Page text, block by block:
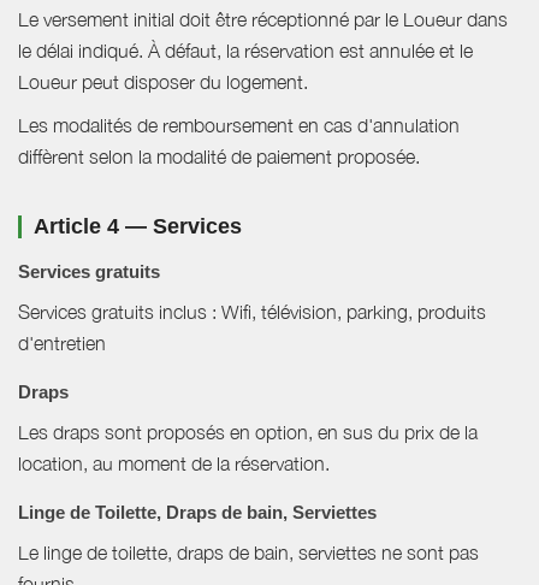
Le versement initial doit être réceptionné par le Loueur dans
le délai indiqué. À défaut, la réservation est annulée et le
Loueur peut disposer du logement.
Les modalités de remboursement en cas d'annulation
diffèrent selon la modalité de paiement proposée.
Article 4 — Services
Services gratuits
Services gratuits inclus : Wifi, télévision, parking, produits
d'entretien
Draps
Les draps sont proposés en option, en sus du prix de la
location, au moment de la réservation.
Linge de Toilette, Draps de bain, Serviettes
Le linge de toilette, draps de bain, serviettes ne sont pas